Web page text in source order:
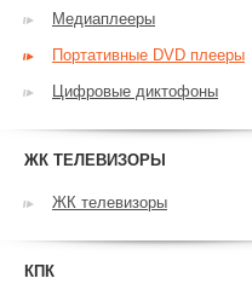
Медиаплееры
Портативные DVD плееры
Цифровые диктофоны
ЖК ТЕЛЕВИЗОРЫ
ЖК телевизоры
КПК